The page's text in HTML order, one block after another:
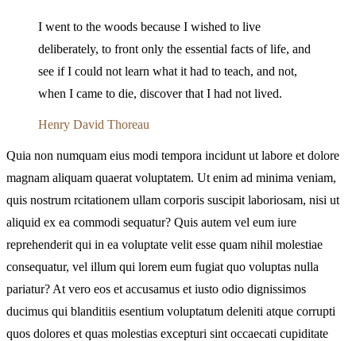
I went to the woods because I wished to live
deliberately, to front only the essential facts of life, and
see if I could not learn what it had to teach, and not,
when I came to die, discover that I had not lived.
Henry David Thoreau
Quia non numquam eius modi tempora incidunt ut labore et dolore
magnam aliquam quaerat voluptatem. Ut enim ad minima veniam,
quis nostrum rcitationem ullam corporis suscipit laboriosam, nisi ut
aliquid ex ea commodi sequatur? Quis autem vel eum iure
reprehenderit qui in ea voluptate velit esse quam nihil molestiae
consequatur, vel illum qui lorem eum fugiat quo voluptas nulla
pariatur? At vero eos et accusamus et iusto odio dignissimos
ducimus qui blanditiis esentium voluptatum deleniti atque corrupti
quos dolores et quas molestias excepturi sint occaecati cupiditate